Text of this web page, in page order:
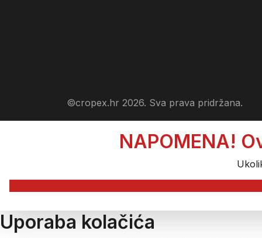
©cropex.hr 2026. Sva prava pridržana.
NAPOMENA!
Uporaba kolačića